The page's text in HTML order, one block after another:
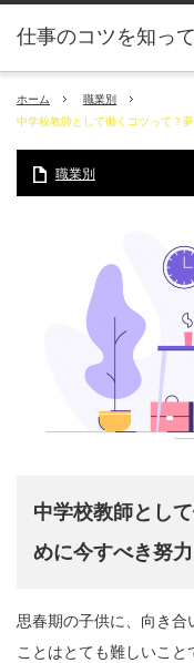
仕事のコツを知っ
ホーム
職業別
中学校教師として働くコツって？
職業別
中学校教師とし
めに今すべき努
思春期の子供に、向き合
ことはとても難しいこと